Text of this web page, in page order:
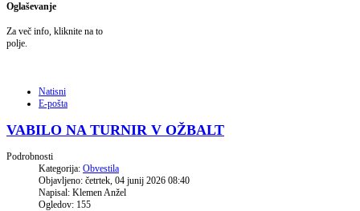
Oglaševanje
Za več info, kliknite na to
polje.
Natisni
E-pošta
VABILO NA TURNIR V OŽBALT
Podrobnosti
Kategorija: Obvestila
Objavljeno: četrtek, 04 junij 2026 08:40
Napisal: Klemen Anžel
Ogledov: 155